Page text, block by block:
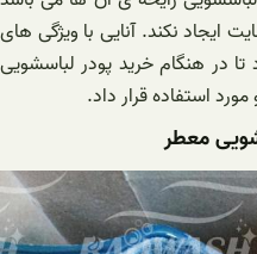
ایجاد نکند. آنایی با ویژگی های
در هنگام خرید پودر لباسشویی
استفاده قرار داد.
معطر